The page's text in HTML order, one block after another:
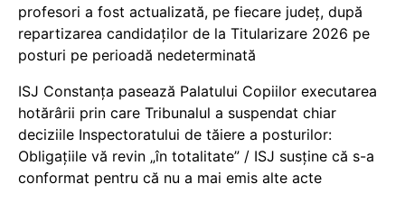
profesori a fost actualizată, pe fiecare județ, după
repartizarea candidaților de la Titularizare 2026 pe
posturi pe perioadă nedeterminată
ISJ Constanța pasează Palatului Copiilor executarea
hotărârii prin care Tribunalul a suspendat chiar
deciziile Inspectoratului de tăiere a posturilor:
Obligațiile vă revin „în totalitate” / ISJ susține că s-a
conformat pentru că nu a mai emis alte acte